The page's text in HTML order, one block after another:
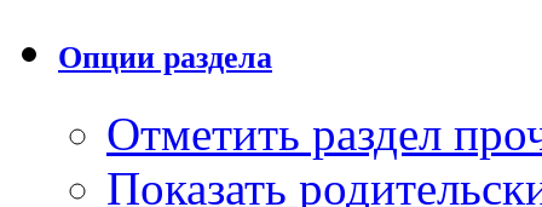
Опции раздела
Отметить раздел
Показать